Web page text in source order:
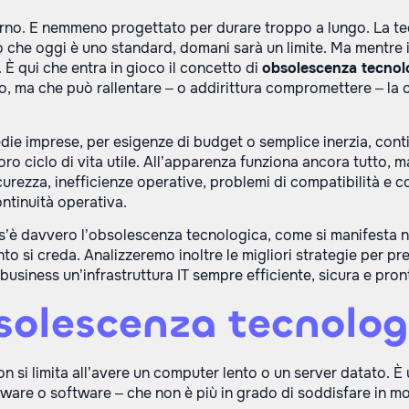
E nemmeno progettato per durare troppo a lungo. La
oggi è uno standard, domani sarà un limite. Ma
qui che entra in gioco il concetto di obsolescenza
ma che può rallentare – o addirittura compromettere – la
imprese, per esigenze di budget o semplice inerzia,
ciclo di vita utile. All’apparenza funziona ancora tutto,
inefficienze operative, problemi di compatibilità e
operativa.
davvero l’obsolescenza tecnologica, come si manifesta
si creda. Analizzeremo inoltre le migliori strategie per
un’infrastruttura IT sempre efficiente, sicura e
si limita all’avere un computer lento o un server datato.
o software – che non è più in grado di soddisfare in